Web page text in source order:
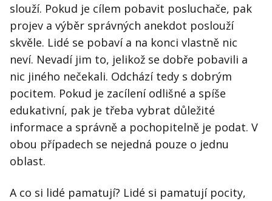
slouží. Pokud je cílem pobavit posluchače, pak
projev a výběr správných anekdot poslouží
skvěle. Lidé se pobaví a na konci vlastně nic
neví. Nevadí jim to, jelikož se dobře pobavili a
nic jiného nečekali. Odchází tedy s dobrým
pocitem. Pokud je zacílení odlišné a spíše
edukativní, pak je třeba vybrat důležité
informace a správně a pochopitelně je podat. V
obou případech se nejedná pouze o jednu
oblast.
A co si lidé pamatují? Lidé si pamatují pocity,